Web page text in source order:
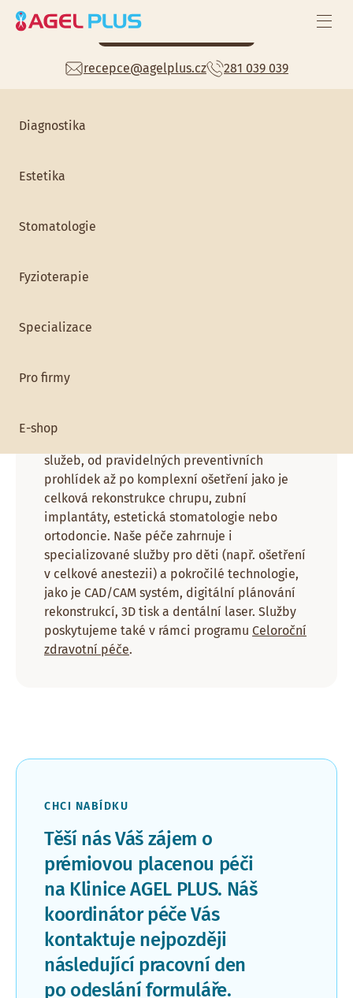
Mám zájem
recepce@agelplus.cz 281 039 039
Celoroční zdravotní péče
Preventivní prohlídky
Diagnostika
Estetika
Stomatologie
Fyzioterapie
Specializace
Pro firmy
E-shop
Home>Stomatologie> MDDr. Eliška Smutná
MDDr. Eliška Smutná
Stomatologie
služeb, od pravidelných preventivních
prohlídek až po komplexní ošetření jako je
celková rekonstrukce chrupu, zubní
implantáty, estetická stomatologie nebo
ortodoncie. Naše péče zahrnuje i
specializované služby pro děti (např. ošetření
v celkové anestezii) a pokročilé technologie,
jako je CAD/CAM systém, digitální plánování
rekonstrukcí, 3D tisk a dentální laser. Služby
poskytujeme také v rámci programu Celoroční
zdravotní péče.
CHCI NABÍDKU
Těší nás Váš zájem o
prémiovou placenou péči
na Klinice AGEL PLUS. Náš
koordinátor péče Vás
kontaktuje nejpozději
následující pracovní den
po odeslání formuláře.